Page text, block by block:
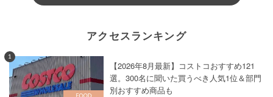
アクセスランキング
1
【2026年8月最新】コストコおすすめ121
選。300名に聞いた買うべき人気1位＆部門
別おすすめ商品も